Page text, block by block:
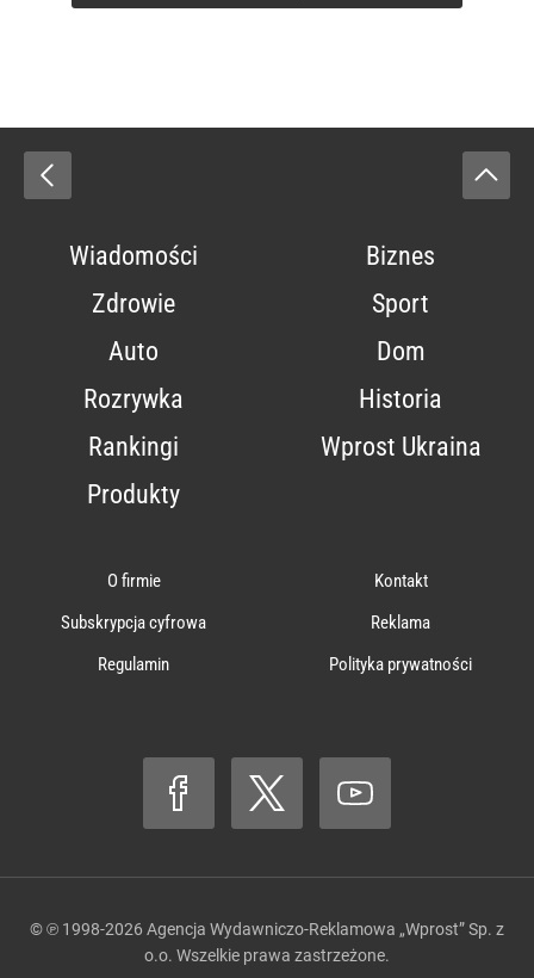
Wiadomości
Biznes
Zdrowie
Sport
Auto
Dom
Rozrywka
Historia
Rankingi
Wprost Ukraina
Produkty
O firmie
Kontakt
Subskrypcja cyfrowa
Reklama
Regulamin
Polityka prywatności
© ℗ 1998-2026 Agencja Wydawniczo-Reklamowa „Wprost” Sp. z
o.o. Wszelkie prawa zastrzeżone.